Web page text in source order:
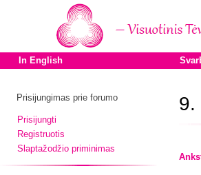
In English
Prisijungimas prie forumo
Prisijungti
Registruotis
Slaptažodžio priminimas
9.